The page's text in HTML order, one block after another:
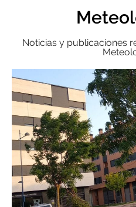
Noticias y publicaciones